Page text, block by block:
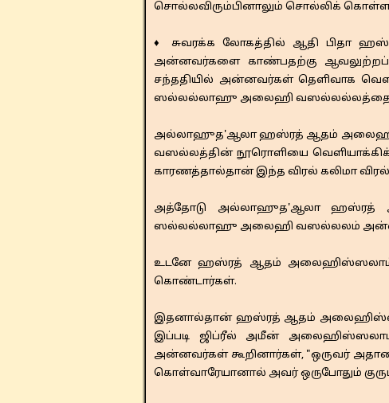
சொல்லவிரும்பினாலும் சொல்லிக்
♦ சுவரக்க லோகத்தில் ஆதி பிதா
அன்னவர்களை காண்பதற்கு ஆவலுற்றப்
சந்ததியில் அன்னவர்கள் தெளிவாக
ஸல்லல்லாஹு அலைஹி வஸல்லல்லத்தைக்
அல்லாஹுத'ஆலா ஹஸ்ரத் ஆதம்
வஸல்லத்தின் நூரொளியை
காரணத்தால்தான் இந்த விரல் கலிமா விரல்
அத்தோடு அல்லாஹுத'ஆலா ஹஸ்ரத்
ஸல்லல்லாஹு அலைஹி வஸல்லலம்
உடனே ஹஸ்ரத் ஆதம் அலைஹிஸ்ஸலாம் தன்
கொண்டார்கள்.
இதனால்தான் ஹஸ்ரத் ஆதம்
இப்படி ஜிப்ரீல் அமீன்
அன்னவர்கள் கூறினார்கள், "ஒருவர்
கொள்வாரேயானால் அவர் ஒருபோதும்